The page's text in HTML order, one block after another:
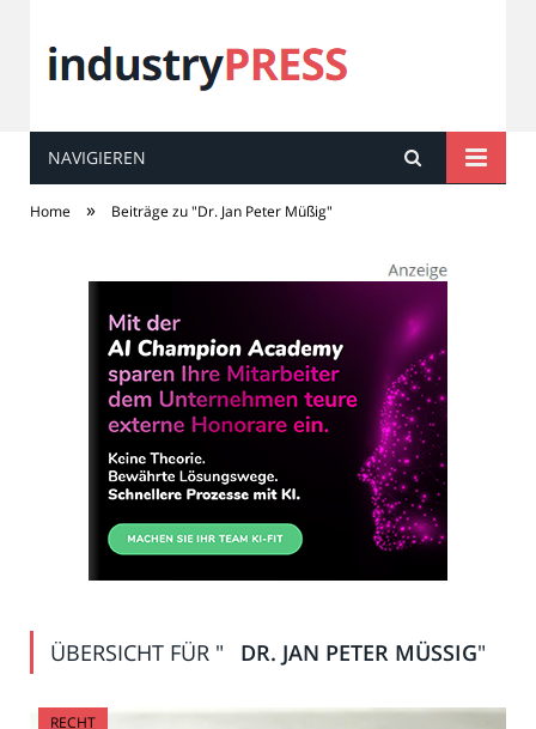
industryPRESS
NAVIGIEREN
Home » Beiträge zu "Dr. Jan Peter Müßig"
ÜBERSICHT FÜR " DR. JAN PETER MÜSSIG "
RECHT